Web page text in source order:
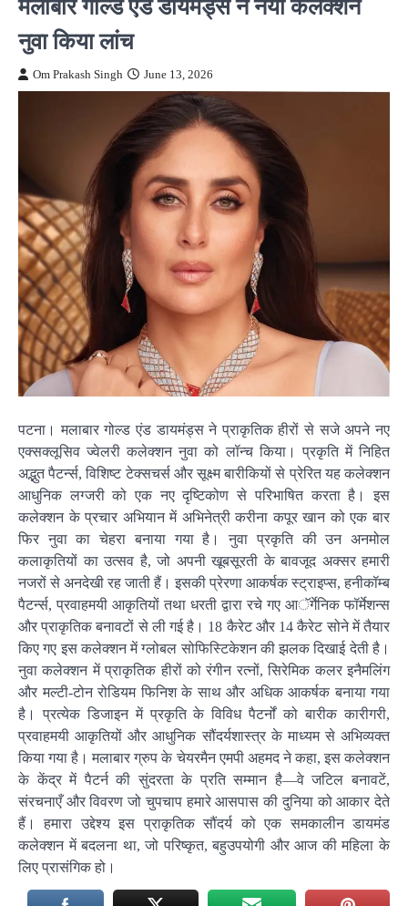
नुवा किया लांच
Om Prakash Singh June 13, 2026
पटना। मलाबार गोल्ड एंड डायमंड्स ने प्राकृतिक हीरों से सजे अपने नए
एक्सक्लूसिव ज्वेलरी कलेक्शन नुवा को लॉन्च किया। प्रकृति में निहित
अद्भुत पैटर्न्स, विशिष्ट टेक्सचर्स और सूक्ष्म बारीकियों से प्रेरित यह कलेक्शन
आधुनिक लग्जरी को एक नए दृष्टिकोण से परिभाषित करता है। इस
कलेक्शन के प्रचार अभियान में अभिनेत्री करीना कपूर खान को एक बार
फिर नुवा का चेहरा बनाया गया है। नुवा प्रकृति की उन अनमोल
कलाकृतियों का उत्सव है, जो अपनी खूबसूरती के बावजूद अक्सर हमारी
नजरों से अनदेखी रह जाती हैं। इसकी प्रेरणा आकर्षक स्ट्राइप्स, हनीकॉम्ब
पैटर्न्स, प्रवाहमयी आकृतियों तथा धरती द्वारा रचे गए आॅर्गेनिक फॉर्मेशन्स
और प्राकृतिक बनावटों से ली गई है। 18 कैरेट और 14 कैरेट सोने में तैयार
किए गए इस कलेक्शन में ग्लोबल सोफिस्टिकेशन की झलक दिखाई देती है।
नुवा कलेक्शन में प्राकृतिक हीरों को रंगीन रत्नों, सिरेमिक कलर इनैमलिंग
और मल्टी-टोन रोडियम फिनिश के साथ और अधिक आकर्षक बनाया गया
है। प्रत्येक डिजाइन में प्रकृति के विविध पैटर्नों को बारीक कारीगरी,
प्रवाहमयी आकृतियों और आधुनिक सौंदर्यशास्त्र के माध्यम से अभिव्यक्त
किया गया है। मलाबार ग्रुप के चेयरमैन एमपी अहमद ने कहा, इस कलेक्शन
के केंद्र में पैटर्न की सुंदरता के प्रति सम्मान है—वे जटिल बनावटें,
संरचनाएँ और विवरण जो चुपचाप हमारे आसपास की दुनिया को आकार देते
हैं। हमारा उद्देश्य इस प्राकृतिक सौंदर्य को एक समकालीन डायमंड
कलेक्शन में बदलना था, जो परिष्कृत, बहुउपयोगी और आज की महिला के
लिए प्रासंगिक हो।